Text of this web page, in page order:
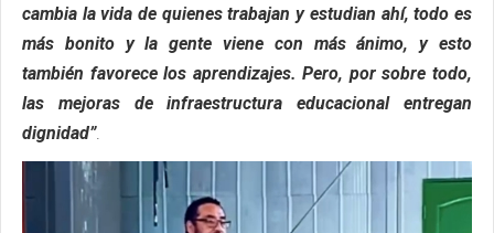
cambia la vida de quienes trabajan y estudian ahí, todo es
más bonito y la gente viene con más ánimo, y esto
también favorece los aprendizajes. Pero, por sobre todo,
las mejoras de infraestructura educacional entregan
dignidad”.